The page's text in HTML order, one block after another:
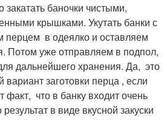
закатать баночки чистыми,
крышками. Укутать банки с
в одеялко и оставляем
Потом уже отправляем в подпол,
дальнейшего хранения. Да, это
заготовки перца , если
факт, что в банку входит очень
в виде вкусной закуски